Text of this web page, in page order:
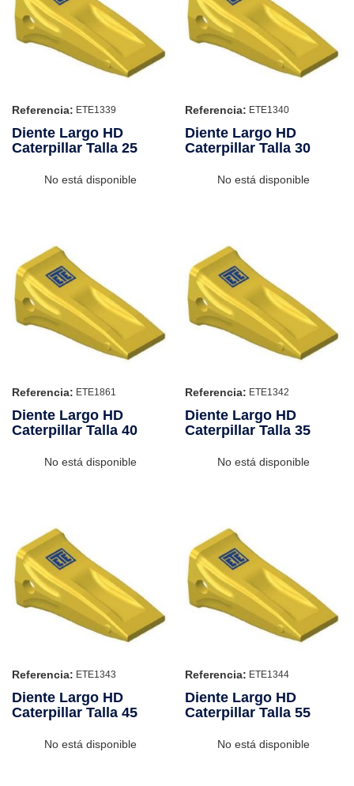
Referencia: ETE1339
Diente Largo HD
Caterpillar Talla 25
No está disponible
Referencia: ETE1340
Diente Largo HD
Caterpillar Talla 30
No está disponible
Referencia: ETE1861
Diente Largo HD
Caterpillar Talla 40
No está disponible
Referencia: ETE1342
Diente Largo HD
Caterpillar Talla 35
No está disponible
Referencia: ETE1343
Diente Largo HD
Caterpillar Talla 45
No está disponible
Referencia: ETE1344
Diente Largo HD
Caterpillar Talla 55
No está disponible